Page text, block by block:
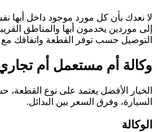
لا نعدك بأن كل مورد موجود داخل أبها
إلى موردين يخدمون أبها والمناطق
التوصيل حسب توفر القطعة واتفاقك مع
وكالة أم مستعمل أم
الخيار الأفضل يعتمد على نوع القطعة،
السيارة، وفرق السعر بين البدائل.
الوكالة